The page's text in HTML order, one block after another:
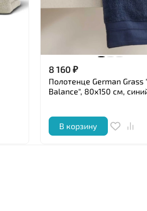
8 160₽
Полотенце German Grass
Balance", 80x150 см,
В корзину